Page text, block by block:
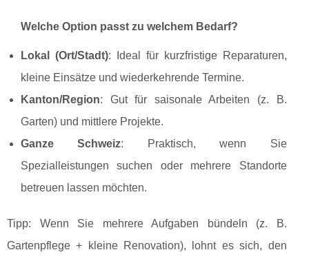
Welche Option passt zu welchem Bedarf?
Lokal (Ort/Stadt): Ideal für kurzfristige Reparaturen,
kleine Einsätze und wiederkehrende Termine.
Kanton/Region: Gut für saisonale Arbeiten (z. B.
Garten) und mittlere Projekte.
Ganze Schweiz: Praktisch, wenn Sie
Spezialleistungen suchen oder mehrere Standorte
betreuen lassen möchten.
Tipp: Wenn Sie mehrere Aufgaben bündeln (z. B.
Gartenpflege + kleine Renovation), lohnt es sich, den